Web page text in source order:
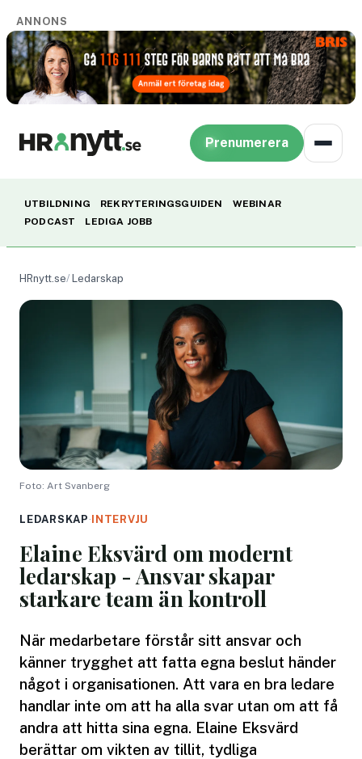
ANNONS
Prenumerera
UTBILDNING REKRYTERINGSGUIDEN
WEBINAR
PODCAST
LEDIGA JOBB
HRnytt.se Ledarskap
Foto: Art Svanberg
LEDARSKAP · INTERVJU
Elaine Eksvärd om modernt
ledarskap - Ansvar skapar
starkare team än kontroll
När medarbetare förstår sitt ansvar och
känner trygghet att fatta egna beslut händer
något i organisationen. Att vara en bra ledare
handlar inte om att ha alla svar utan om att få
andra att hitta sina egna. Elaine Eksvärd
berättar om vikten av tillit, tydliga